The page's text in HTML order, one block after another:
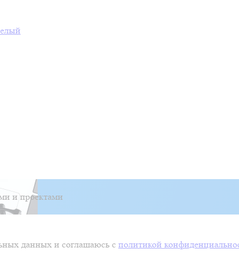
и проектами
данных и соглашаюсь с политикой